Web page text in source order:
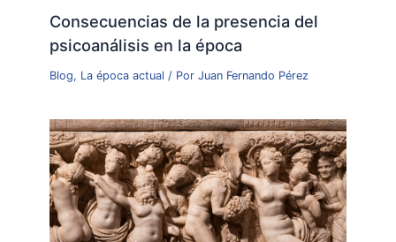
Consecuencias de la presencia del
psicoanálisis en la época
Blog, La época actual / PorJuan Fernando Pérez